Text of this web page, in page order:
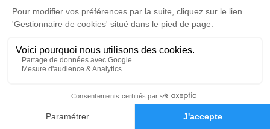
Faire-part Hommages
Je rends hommage
Crémation
Crématorium d'Hénin-Beaumont
Rue du docteur Laennec